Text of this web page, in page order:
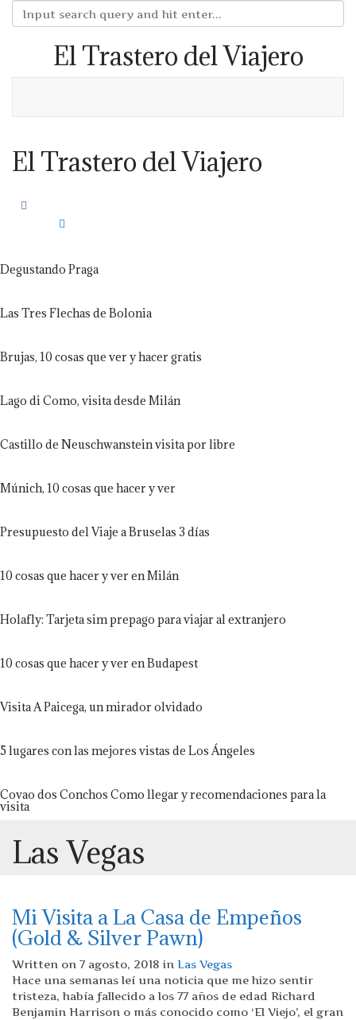
El Trastero del Viajero
El Trastero del Viajero
Degustando Praga
Las Tres Flechas de Bolonia
Brujas, 10 cosas que ver y hacer gratis
Lago di Como, visita desde Milán
Castillo de Neuschwanstein visita por libre
Múnich, 10 cosas que hacer y ver
Presupuesto del Viaje a Bruselas 3 días
10 cosas que hacer y ver en Milán
Holafly: Tarjeta sim prepago para viajar al extranjero
10 cosas que hacer y ver en Budapest
Visita A Paicega, un mirador olvidado
5 lugares con las mejores vistas de Los Ángeles
Covao dos Conchos Como llegar y recomendaciones para la
visita
Las Vegas
Mi Visita a La Casa de Empeños
(Gold & Silver Pawn)
Written on 7 agosto, 2018 in Las Vegas
Hace una semanas leí una noticia que me hizo sentir
tristeza, había fallecido a los 77 años de edad Richard
Benjamin Harrison o más conocido como ‘El Viejo’, el gran